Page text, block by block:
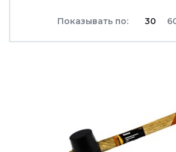
Показывать по: 30